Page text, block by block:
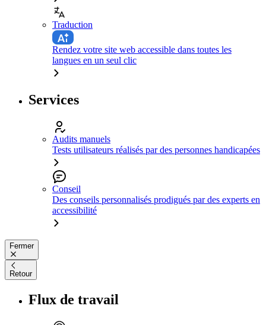
Traduction
Rendez votre site web accessible dans toutes les
langues en un seul clic
Services
Audits manuels
Tests utilisateurs réalisés par des personnes handicapées
Conseil
Des conseils personnalisés prodigués par des experts en
accessibilité
Fermer
Retour
Flux de travail